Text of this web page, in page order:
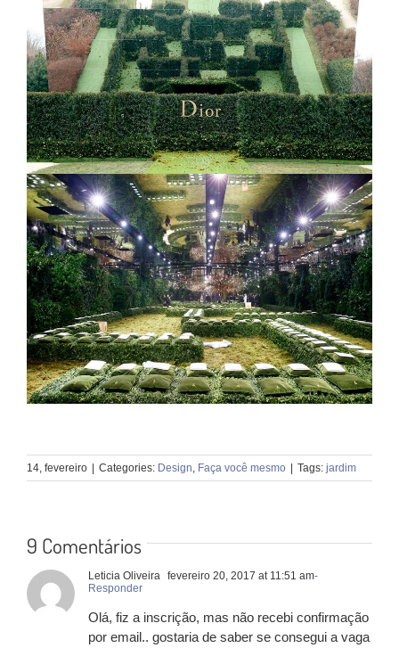
14, fevereiro Categories: Design, Faça você mesmo Tags: jardim
9 Comentários
Leticia Oliveira fevereiro 20, 2017 at 11:51 am-
Responder
Olá, fiz a inscrição, mas não recebi confirmação
por email.. gostaria de saber se consegui a vaga